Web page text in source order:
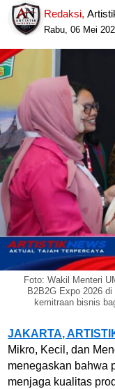
Redaksi,
Rabu, 06 Mei
Foto: Wakil Menteri
B2B2G Expo 2026
kemitraan bisnis
JAKARTA,
Mikro, Kecil, dan
menegaskan bahwa
menjaga kualitas